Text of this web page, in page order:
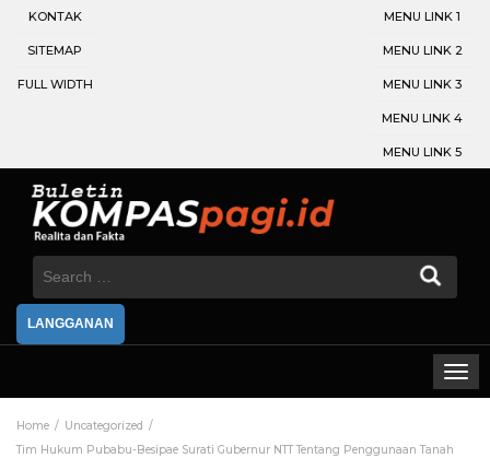
KONTAK
SITEMAP
FULL WIDTH
MENU LINK 1
MENU LINK 2
MENU LINK 3
MENU LINK 4
MENU LINK 5
Search
LANGGANAN
Home
Uncategorized
Tim Hukum Pubabu-Besipae Surati Gubernur NTT Tentang Penggunaan Tanah